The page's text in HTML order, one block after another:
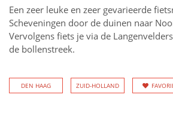
Een zeer leuke en zeer gevarieerde
Scheveningen door de duinen naar
Vervolgens fiets je via de
de bollenstreek.
DEN HAAG ZUID-HOLLAND